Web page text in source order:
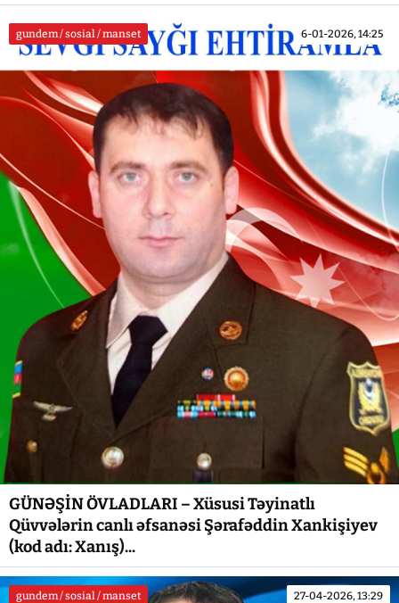
gundem / sosial / manset 6-01-2026, 14:25
GÜNƏŞİN ÖVLADLARI – Xüsusi Təyinatlı
Qüvvələrin canlı əfsanəsi Şərafəddin Xankişiyev
(kod adı: Xanış)...
gundem / sosial / manset 27-04-2026, 13:29